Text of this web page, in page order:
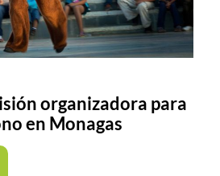
organizadora para
en Monagas